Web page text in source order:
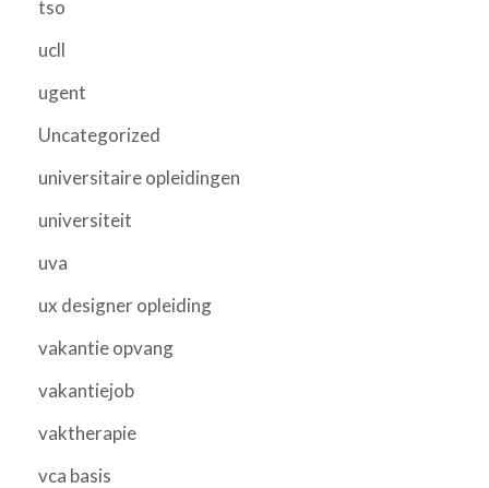
tso
ucll
ugent
Uncategorized
universitaire opleidingen
universiteit
uva
ux designer opleiding
vakantie opvang
vakantiejob
vaktherapie
vca basis